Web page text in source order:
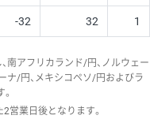
-32 32 1
南アフリカランド/円、ノルウェー
ナ/円、メキシコペソ/円およびラ
営業日後となります。